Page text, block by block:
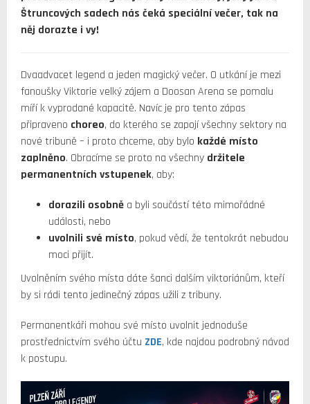
Štruncových sadech nás čeká speciální večer, tak na
něj dorazte i vy!
Dvaadvacet legend a jeden magický večer. O utkání je mezi
fanoušky Viktorie velký zájem a Doosan Arena se pomalu
míří k vyprodané kapacitě. Navíc je pro tento zápas
připraveno choreo, do kterého se zapojí všechny sektory na
nové tribuně – i proto chceme, aby bylo každé místo
zaplněno. Obracíme se proto na všechny držitele
permanentních vstupenek, aby:
dorazili osobně a byli součástí této mimořádné
události, nebo
uvolnili své místo, pokud vědí, že tentokrát nebudou
moci přijít.
Uvolněním svého místa dáte šanci dalším viktoriánům, kteří
by si rádi tento jedinečný zápas užili z tribuny.
Permanentkáři mohou své místo uvolnit jednoduše
prostřednictvím svého účtu ZDE, kde najdou podrobný návod
k postupu.